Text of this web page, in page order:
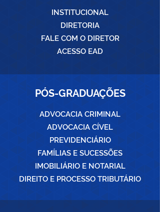
INSTITUCIONAL
DIRETORIA
FALE COM O DIRETOR
ACESSO EAD
PÓS-GRADUAÇÕES
ADVOCACIA CRIMINAL
ADVOCACIA CÍVEL
PREVIDENCIÁRIO
FAMÍLIAS E SUCESSÕES
IMOBILIÁRIO E NOTARIAL
DIREITO E PROCESSO TRIBUTÁRIO